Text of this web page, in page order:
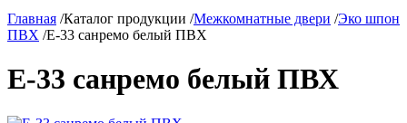
Главная /Каталог продукции /Межкомнатные двери /Эко шпон
ПВХ /Е-33 санремо белый ПВХ
Е-33 санремо белый ПВХ